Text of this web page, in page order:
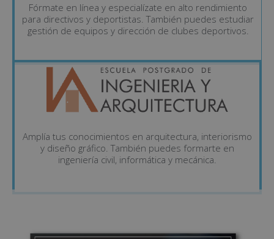
Fórmate en línea y especialízate en alto rendimiento
para directivos y deportistas. También puedes estudiar
gestión de equipos y dirección de clubes deportivos.
Amplía tus conocimientos en arquitectura, interiorismo
y diseño gráfico. También puedes formarte en
ingeniería civil, informática y mecánica.